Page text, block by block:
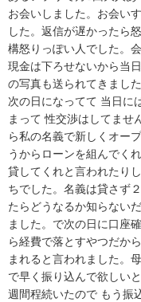
お会いしました。お会い
した。返信が遅かったら
構怒りっぽい人でした。
現金は下ろせないから当
の写真も送られてきまし
次の日になってて 当日に
まって 性交渉はしてませ
ら私の名義で新しくオー
うからローンを組んでく
貸してくれと言われたり
ちでした。名義は貸さず
たらどうなるか知らない
ました。で次の日に口座
ら経費で落とすやつだか
まれると言われました。
で早く振り込んで欲しい
週間程続いたので もう振